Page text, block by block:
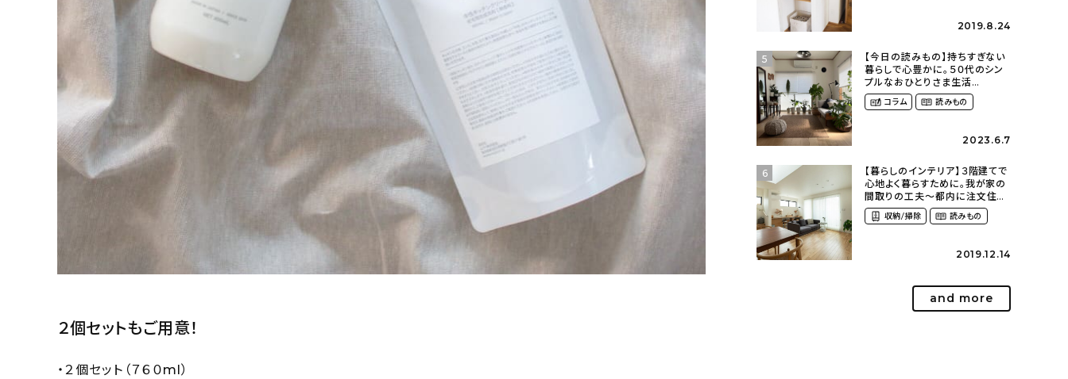
２個セットもご用意！
・２個セット（７６０ml）
2019.8.24
5
【今日の読みもの】持ちすぎない
暮らしで心豊かに。５０代のシン
プルなおひとりさま生活
（ohitorisama_kurasiさん）
コラム 読みもの
2023.6.7
6
【暮らしのインテリア】３階建てで
心地よく暮らすために。我が家の
間取りの工夫〜都内に注文住宅
を建てるということ
（azu_k1009さん）
収納/掃除 読みもの
2019.12.14
and more